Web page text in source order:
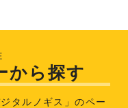
から探す
タルノギス」のペー